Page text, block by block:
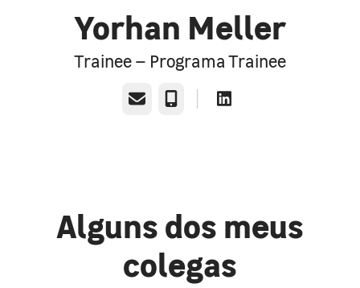
Yorhan Meller
Trainee – Programa Trainee
E-mail Telefone
Alguns dos meus
colegas